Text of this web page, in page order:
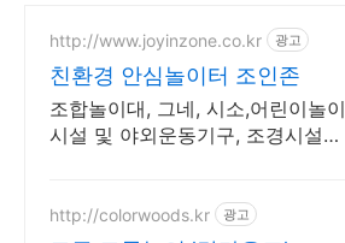
http://www.joyinzone.co.kr 광고
친환경 안심놀이터 조인존
조합놀이대, 그네, 시소,어린이놀이
시설 및 야외운동기구, 조경시설물
http://colorwoods.kr 광고